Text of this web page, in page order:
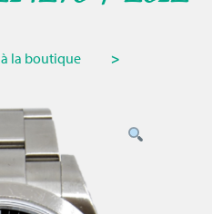
la boutique >